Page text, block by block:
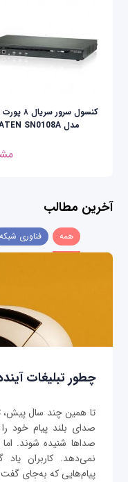
کنسول سرور
مدل ATEN SN0108A
آخرین مطالب
همه فناوری شبکه
چطور تبلیغات
تا همین چند سال پیش،
صدای بلند پیام خود را
صداها شنیده شوند.
نمی‌دهد. کاربران یاد
پیام‌هایی که به‌جای